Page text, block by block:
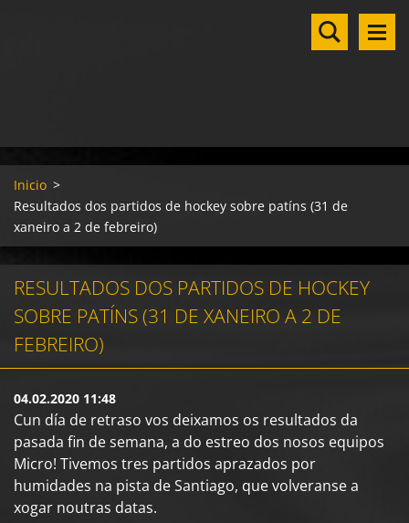
Inicio >
Resultados dos partidos de hockey sobre patíns (31 de
xaneiro a 2 de febreiro)
RESULTADOS DOS PARTIDOS DE HOCKEY
SOBRE PATÍNS (31 DE XANEIRO A 2 DE
FEBREIRO)
04.02.2020 11:48
Cun día de retraso vos deixamos os resultados da
pasada fin de semana, a do estreo dos nosos equipos
Micro! Tivemos tres partidos aprazados por
humidades na pista de Santiago, que volveranse a
xogar noutras datas.